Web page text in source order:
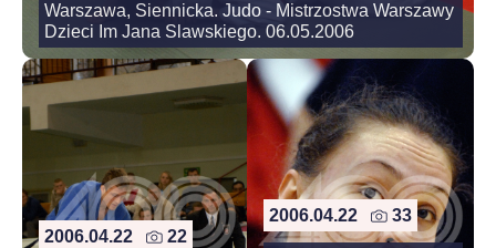
Warszawa, Siennicka. Judo - Mistrzostwa Warszawy
Dzieci Im Jana Slawskiego. 06.05.2006
2006.04.22 22
2006.04.22 33